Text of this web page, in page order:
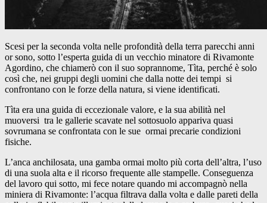
Scesi per la seconda volta nelle profondità della terra parecchi anni
or sono, sotto l’esperta guida di un vecchio minatore di Rivamonte
Agordino, che chiamerò con il suo soprannome, Tìta, perché è solo
così che, nei gruppi degli uomini che dalla notte dei tempi si
confrontano con le forze della natura, si viene identificati.
Tìta era una guida di eccezionale valore, e la sua abilità nel
muoversi tra le gallerie scavate nel sottosuolo appariva quasi
sovrumana se confrontata con le sue ormai precarie condizioni
fisiche.
L’anca anchilosata, una gamba ormai molto più corta dell’altra, l’uso
di una suola alta e il ricorso frequente alle stampelle. Conseguenza
del lavoro qui sotto, mi fece notare quando mi accompagnò nella
miniera di Rivamonte: l’acqua filtrava dalla volta e dalle pareti della